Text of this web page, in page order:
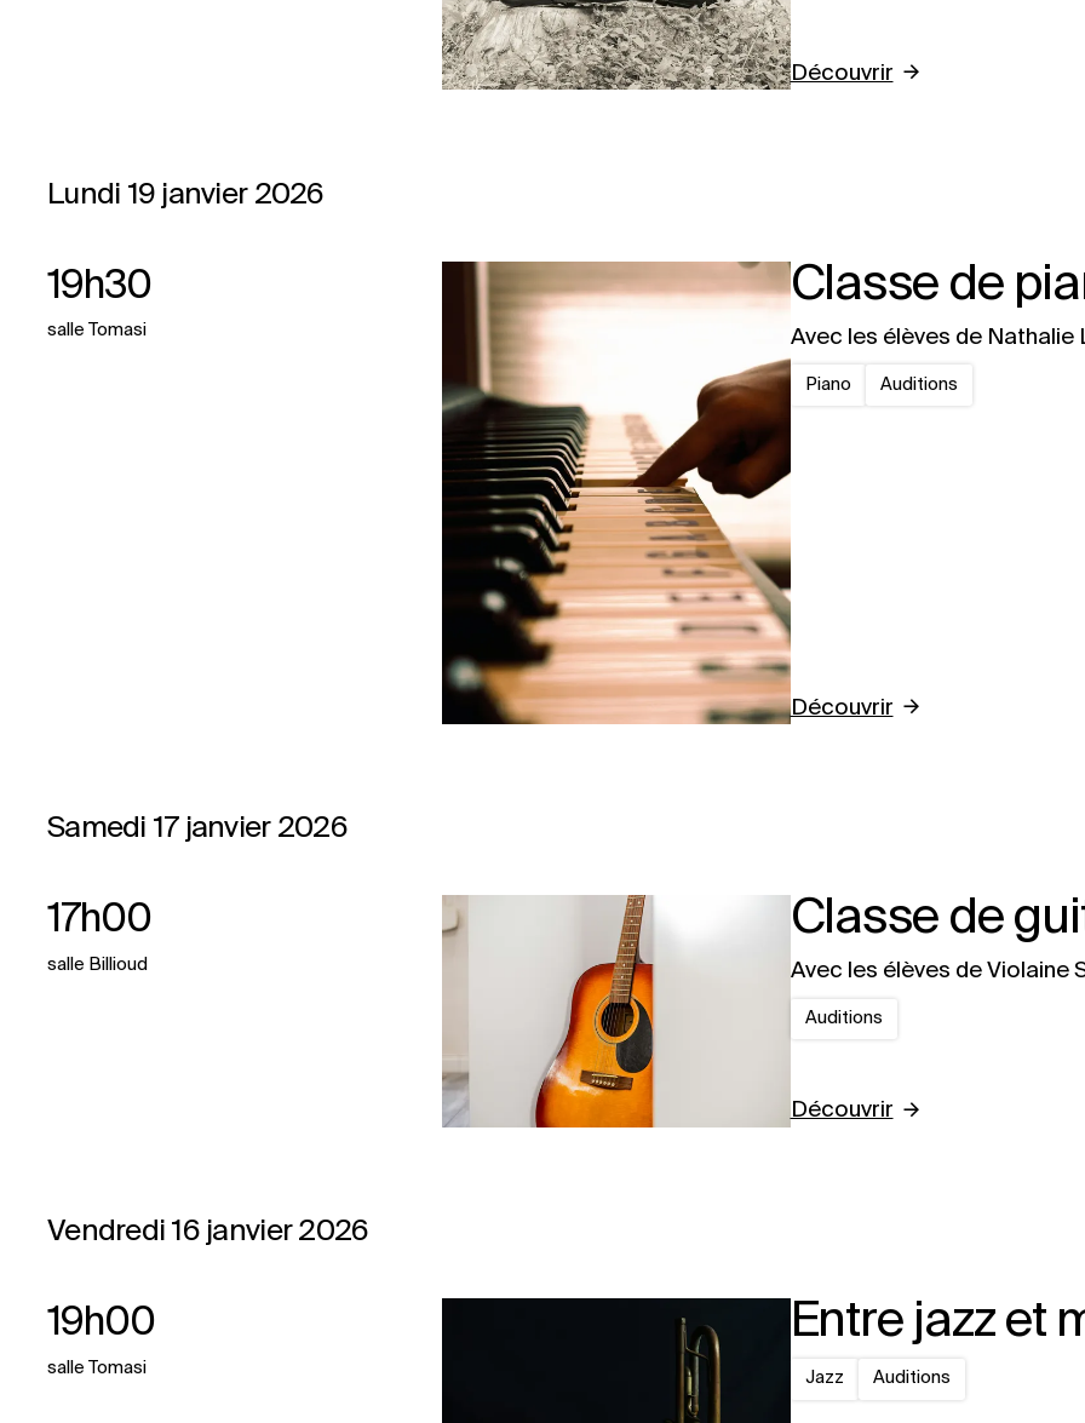
Découvrir
Lundi 19 janvier 2026
Classe de
19h30
salle Tomasi Avec les élèves de Nathalie
Piano Auditions
Découvrir
Samedi 17 janvier 2026
Classe de
17h00
salle Billioud Avec les élèves de Violaine
Auditions
Découvrir
Vendredi 16 janvier 2026
Entre jazz et
19h00
salle Tomasi
Jazz Auditions